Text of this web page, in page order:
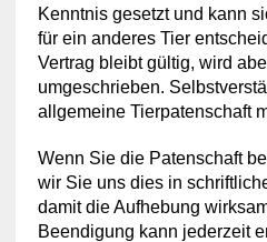
Kenntnis gesetzt und kann
für ein anderes Tier
Vertrag bleibt gültig, wird
umgeschrieben.
allgemeine Tierpatenschaft
Wenn Sie die Patenschaft
wir Sie uns dies in
damit die Aufhebung
Beendigung kann jederzeit